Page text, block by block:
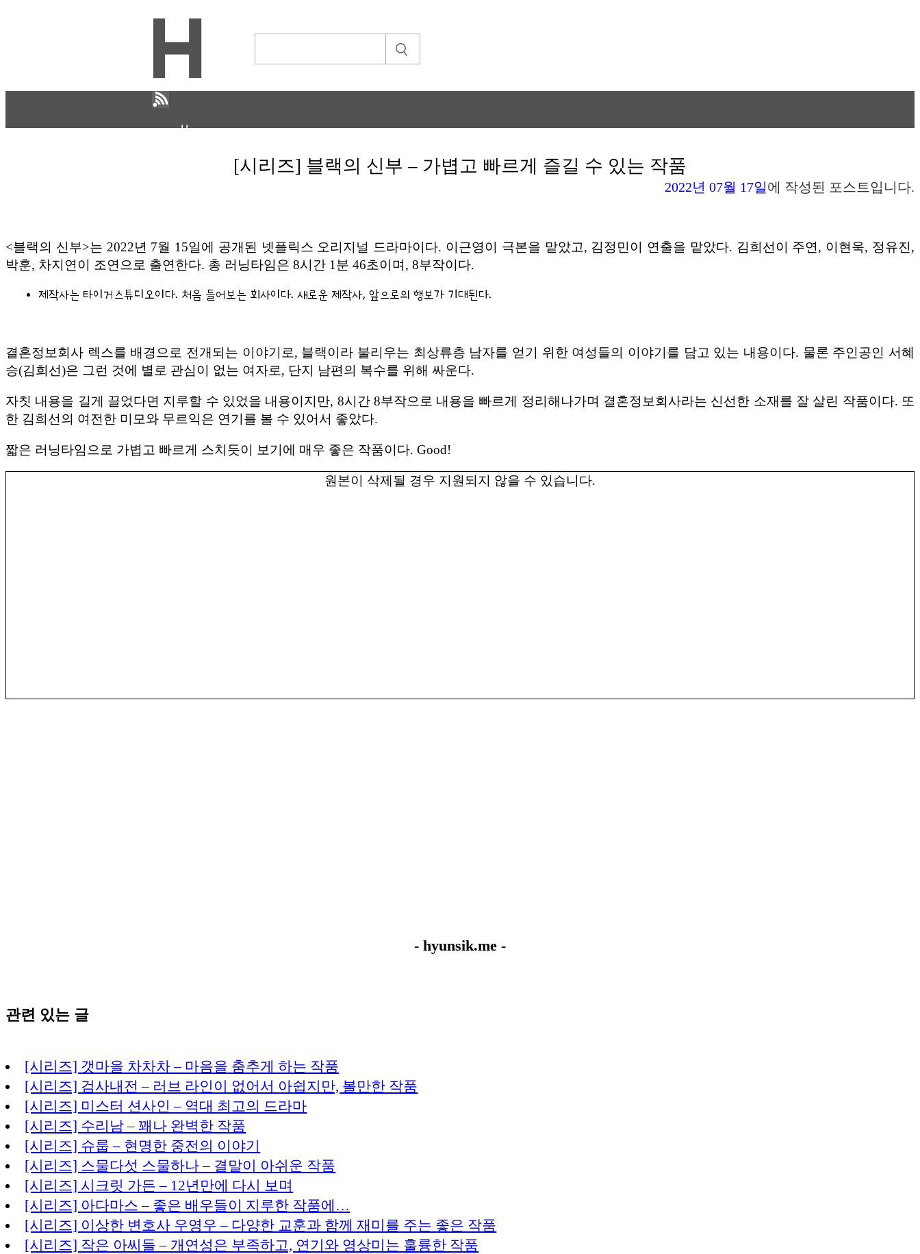
H
ⓘ
[시리즈] 블랙의 신부 – 가볍고 빠르게 즐길 수 있는 작품
2022년 07월 17일에 작성된 포스트입니다.
<블랙의 신부>는 2022년 7월 15일에 공개된 넷플릭스 오리지널 드라마이다. 이근영이 극본을 맡았고, 김정민이 연출을 맡았다. 김희선이 주연, 이현욱, 정유진,
박훈, 차지연이 조연으로 출연한다. 총 러닝타임은 8시간 1분 46초이며, 8부작이다.
제작사는 타이거스튜디오이다. 처음 들어보는 회사이다. 새로운 제작사, 앞으로의 행보가 기대된다.
결혼정보회사 렉스를 배경으로 전개되는 이야기로, 블랙이라 불리우는 최상류층 남자를 얻기 위한 여성들의 이야기를 담고 있는 내용이다. 물론 주인공인 서혜
승(김희선)은 그런 것에 별로 관심이 없는 여자로, 단지 남편의 복수를 위해 싸운다.
자칫 내용을 길게 끌었다면 지루할 수 있었을 내용이지만, 8시간 8부작으로 내용을 빠르게 정리해나가며 결혼정보회사라는 신선한 소재를 잘 살린 작품이다. 또
한 김희선의 여전한 미모와 무르익은 연기를 볼 수 있어서 좋았다.
짧은 러닝타임으로 가볍고 빠르게 스치듯이 보기에 매우 좋은 작품이다. Good!
원본이 삭제될 경우 지원되지 않을 수 있습니다.
- hyunsik.me -
관련 있는 글
[시리즈] 갯마을 차차차 – 마음을 춤추게 하는 작품
[시리즈] 검사내전 – 러브 라인이 없어서 아쉽지만, 볼만한 작품
[시리즈] 미스터 션사인 – 역대 최고의 드라마
[시리즈] 수리남 – 꽤나 완벽한 작품
[시리즈] 슈룹 – 현명한 중전의 이야기
[시리즈] 스물다섯 스물하나 – 결말이 아쉬운 작품
[시리즈] 시크릿 가든 – 12년만에 다시 보며
[시리즈] 아다마스 – 좋은 배우들이 지루한 작품에…
[시리즈] 이상한 변호사 우영우 – 다양한 교훈과 함께 재미를 주는 좋은 작품
[시리즈] 작은 아씨들 – 개연성은 부족하고, 연기와 영상미는 훌륭한 작품